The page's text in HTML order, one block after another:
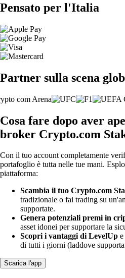
Pensato per l'Italia
Partner sulla scena
Cosa fare dopo aver
broker Crypto.com
Con il tuo account completamente
portafoglio è tutta nelle tue mani.
piattaforma:
Scambia il tuo Crypto.com
tradizionale o fai trading su
supportate.
Genera potenziali premi in
asset idonei per supportare la
Scopri i vantaggi di LevelUp
di tutti i giorni (laddove
Scarica l'app